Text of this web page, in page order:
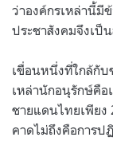
ว่าองค์กรเหล่านี้มี
ประชาสังคมจึงเป็
เขื่อนหนึ่งที่ใกล้กับ
เหล่านักอนุรักษ์คือ
ชายแดนไทยเพียง
คาดไม่ถึงคือการ